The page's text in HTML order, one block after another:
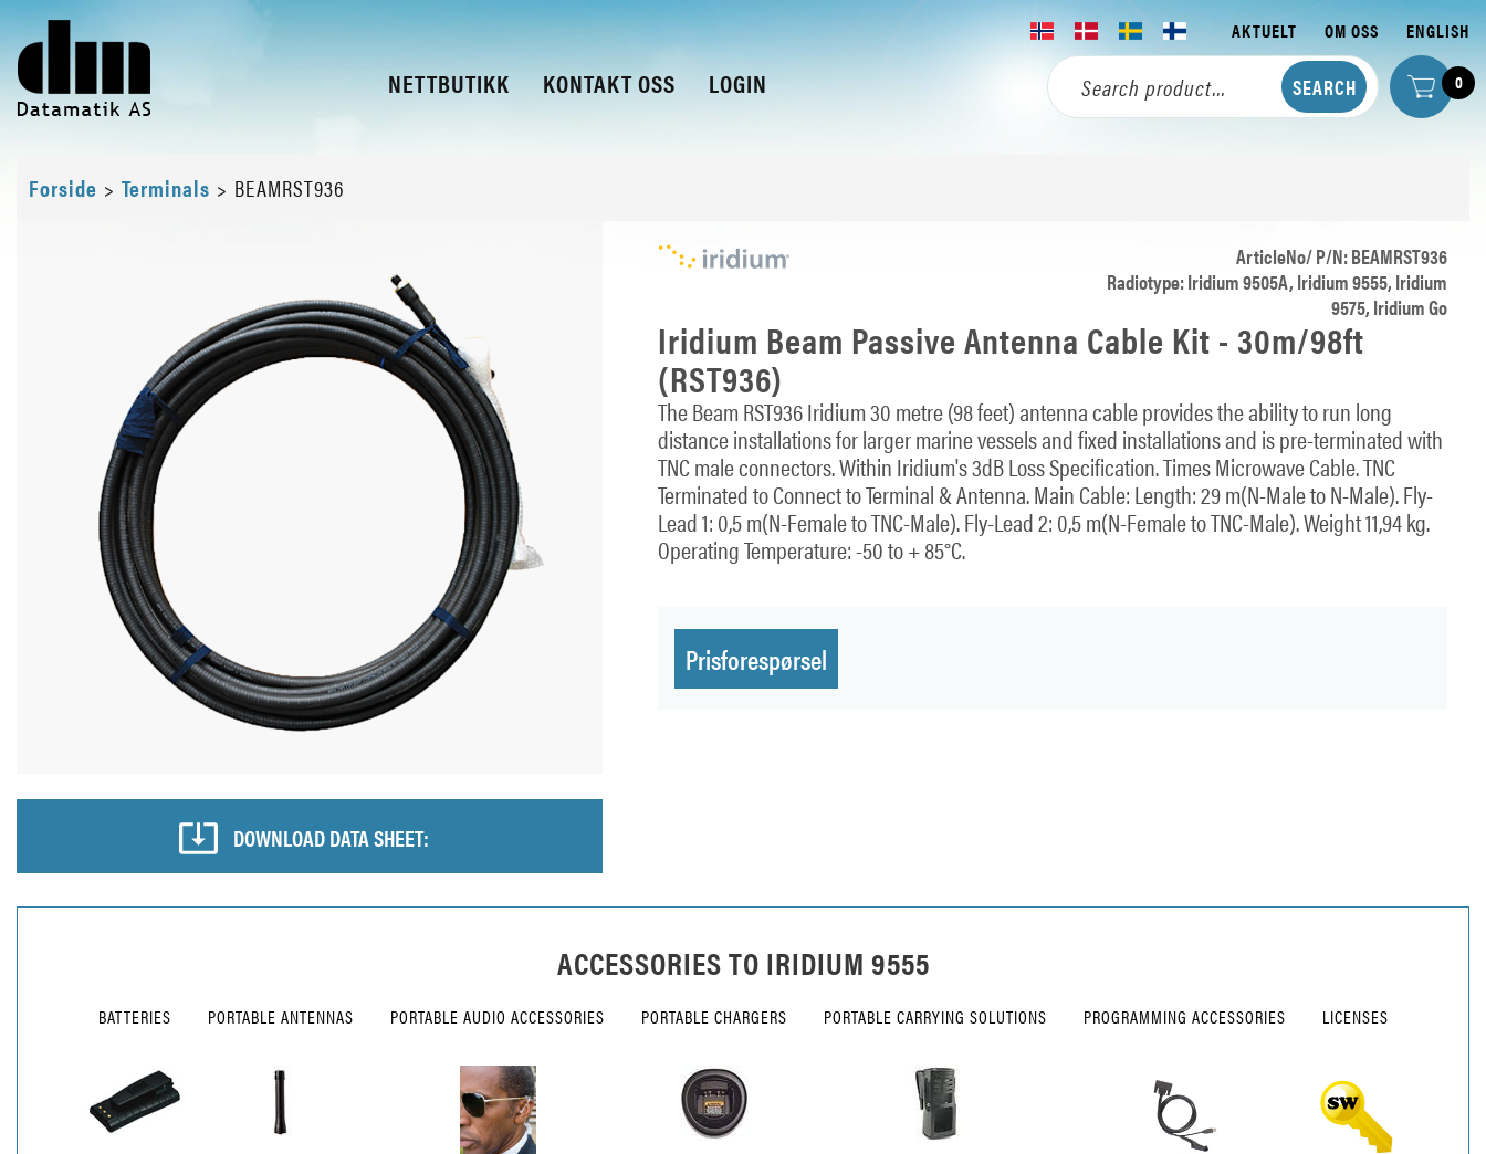
NETTBUTIKK KONTAKT OSS LOGIN
AKTUELT OM OSS ENGLISH
0
Forside > Terminals > BEAMRST936
DOWNLOAD DATA SHEET:
ArticleNo/ P/N: BEAMRST936
Radiotype: Iridium 9505A, Iridium 9555, Iridium
9575, Iridium Go
Iridium Beam Passive Antenna Cable Kit - 30m/98ft
(RST936)
The Beam RST936 Iridium 30 metre (98 feet) antenna cable provides the ability to run long
distance installations for larger marine vessels and fixed installations and is pre-terminated with
TNC male connectors. Within Iridium's 3dB Loss Specification. Times Microwave Cable. TNC
Terminated to Connect to Terminal & Antenna. Main Cable: Length: 29 m(N-Male to N-Male). Fly-
Lead 1: 0,5 m(N-Female to TNC-Male). Fly-Lead 2: 0,5 m(N-Female to TNC-Male). Weight 11,94 kg.
Operating Temperature: -50 to + 85°C.
Prisforespørsel
ACCESSORIES TO IRIDIUM 9555
BATTERIES PORTABLE ANTENNAS PORTABLE AUDIO ACCESSORIES PORTABLE CHARGERS PORTABLE CARRYING SOLUTIONS PROGRAMMING ACCESSORIES LICENSES